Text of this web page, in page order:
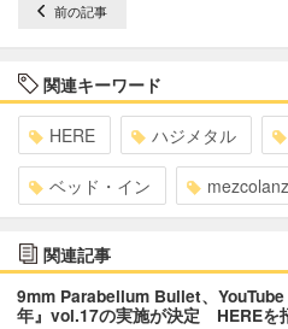
前の記事
関連キーワード
HERE ハジメタル
ベッド・イン
関連記事
9mm Parabellum Bullet、
年』vol.17の実施が決定 HEREを